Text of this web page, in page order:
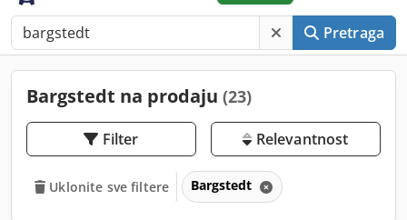
Pretraga
Bargstedt na prodaju (23)
Filter Relevantnost
Uklonite sve filtere Bargstedt